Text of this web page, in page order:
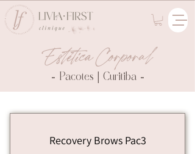
Estética Corporal
- Pacotes | Curitiba -
Recovery Brows Pac3